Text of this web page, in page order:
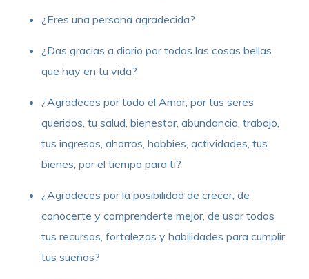
¿Eres una persona agradecida?
¿Das gracias a diario por todas las cosas bellas
que hay en tu vida?
¿Agradeces por todo el Amor, por tus seres
queridos, tu salud, bienestar, abundancia, trabajo,
tus ingresos, ahorros, hobbies, actividades, tus
bienes, por el tiempo para ti?
¿Agradeces por la posibilidad de crecer, de
conocerte y comprenderte mejor, de usar todos
tus recursos, fortalezas y habilidades para cumplir
tus sueños?